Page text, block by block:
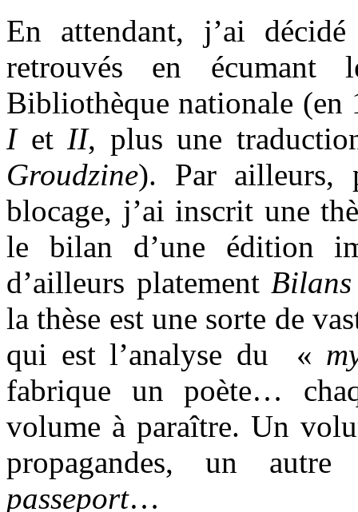
En attendant, j’ai
retrouvés en
Bibliothèque nationale (en
I et II, plus une
Groudzine). Par ailleurs,
blocage, j’ai inscrit une
le bilan d’une édition
d’ailleurs platement Bilans
la thèse est une sorte de
qui est l’analyse du «
fabrique un poète…
volume à paraître. Un
propagandes, un
passeport…